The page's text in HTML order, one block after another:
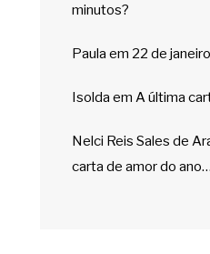
minutos?
Paula em 22 de janeiro
Isolda em A última
Nelci Reis Sales de
carta de amor do ano…